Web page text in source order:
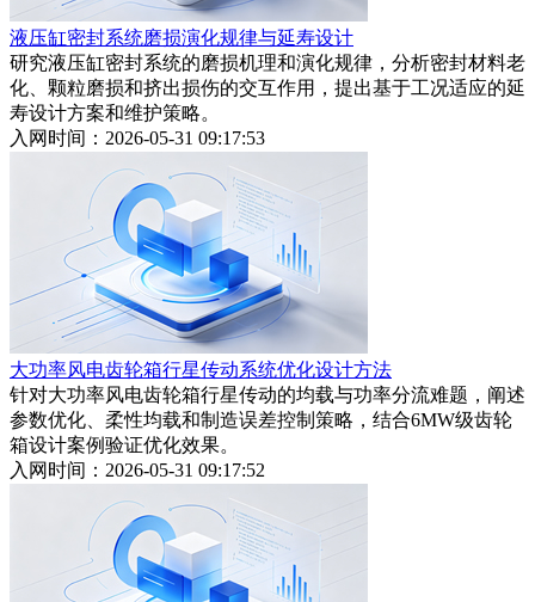
液压缸密封系统磨损演化规律与延寿设计
研究液压缸密封系统的磨损机理和演化规律，分析密封材料老
化、颗粒磨损和挤出损伤的交互作用，提出基于工况适应的延
寿设计方案和维护策略。
入网时间：2026-05-31 09:17:53
大功率风电齿轮箱行星传动系统优化设计方法
针对大功率风电齿轮箱行星传动的均载与功率分流难题，阐述
参数优化、柔性均载和制造误差控制策略，结合6MW级齿轮
箱设计案例验证优化效果。
入网时间：2026-05-31 09:17:52